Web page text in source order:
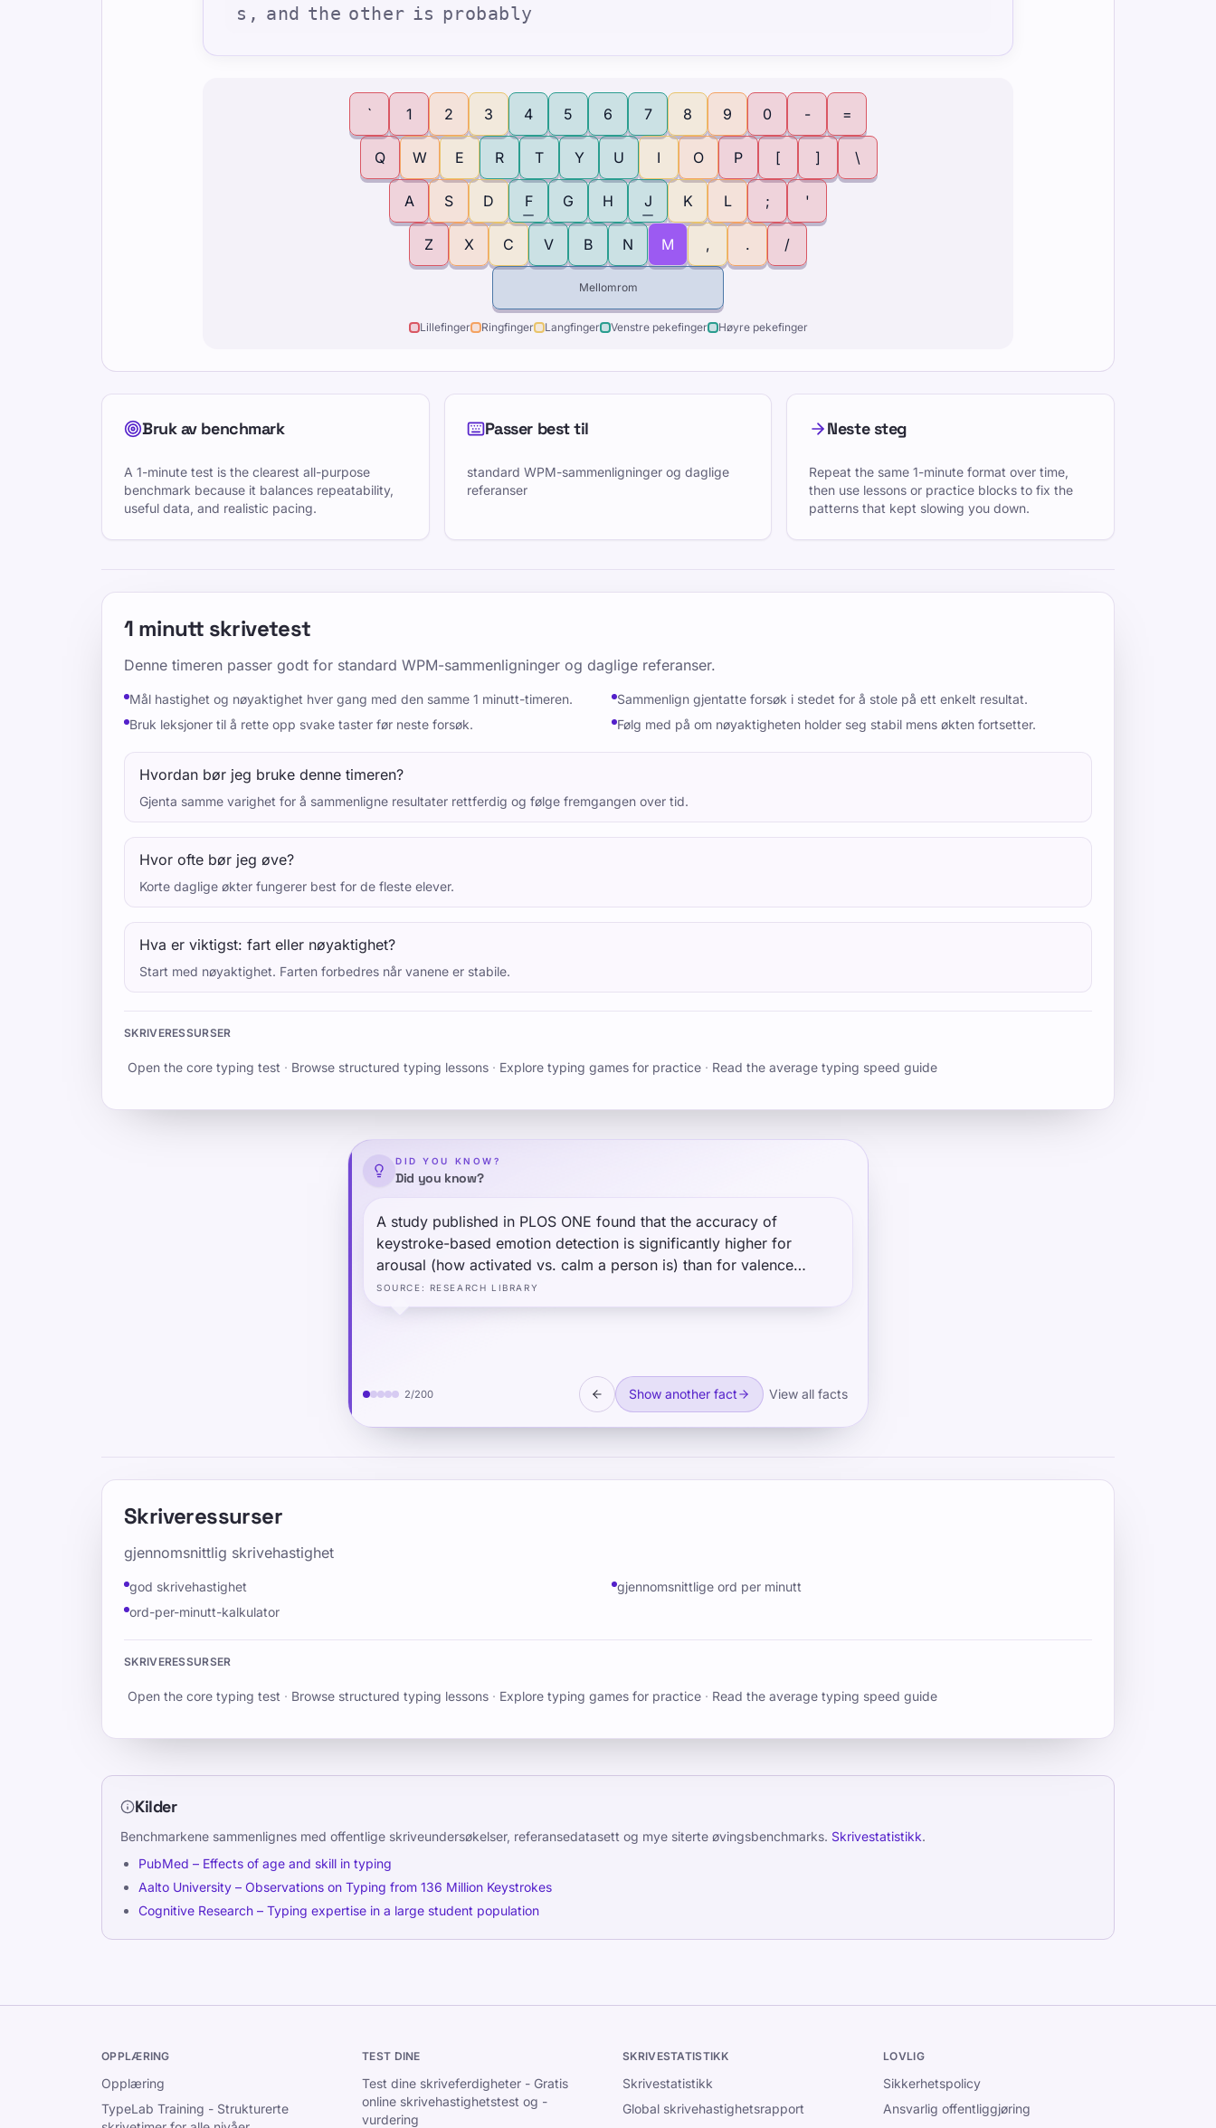
s , and the other is probably
` 1 2 3 4 5 6 7 8 9 0 - =
Q W E R T Y U I O P [ ] \
A S D F G H J K L ; '
Z X C V B N M , . /
Mellomrom
Lillefinger Ringfinger Langfinger Venstre pekefinger Høyre pekefinger
Bruk av benchmark
A 1-minute test is the clearest all-purpose
benchmark because it balances repeatability,
useful data, and realistic pacing.
Passer best til
standard WPM-sammenligninger og daglige
referanser
Neste steg
Repeat the same 1-minute format over time,
then use lessons or practice blocks to fix the
patterns that kept slowing you down.
1 minutt skrivetest
Denne timeren passer godt for standard WPM-sammenligninger og daglige referanser.
Mål hastighet og nøyaktighet hver gang med den samme 1 minutt-timeren.
Sammenlign gjentatte forsøk i stedet for å stole på ett enkelt resultat.
Bruk leksjoner til å rette opp svake taster før neste forsøk.
Følg med på om nøyaktigheten holder seg stabil mens økten fortsetter.
Hvordan bør jeg bruke denne timeren?
Gjenta samme varighet for å sammenligne resultater rettferdig og følge fremgangen over tid.
Hvor ofte bør jeg øve?
Korte daglige økter fungerer best for de fleste elever.
Hva er viktigst: fart eller nøyaktighet?
Start med nøyaktighet. Farten forbedres når vanene er stabile.
SKRIVERESSURSER
Open the core typing test · Browse structured typing lessons · Explore typing games for practice · Read the average typing speed guide
DID YOU KNOW?
Did you know?
A study published in PLOS ONE found that the accuracy of
keystroke-based emotion detection is significantly higher for
arousal (how activated vs. calm a person is) than for valence
(positive vs. negative mood) — suggesting that typing rhythm is
more sensitive to alertness levels than to emotional content, which
SOURCE : RESEARCH LIBRARY
2/200 Show another fact View all facts
Skriveressurser
gjennomsnittlig skrivehastighet
god skrivehastighet
gjennomsnittlige ord per minutt
ord-per-minutt-kalkulator
SKRIVERESSURSER
Open the core typing test · Browse structured typing lessons · Explore typing games for practice · Read the average typing speed guide
Kilder
Benchmarkene sammenlignes med offentlige skriveundersøkelser, referansedatasett og mye siterte øvingsbenchmarks. Skrivestatistikk.
PubMed – Effects of age and skill in typing
Aalto University – Observations on Typing from 136 Million Keystrokes
Cognitive Research – Typing expertise in a large student population
OPPLÆRING
Opplæring
TypeLab Training - Strukturerte
TEST DINE
Test dine skriveferdigheter - Gratis
online skrivehastighetstest og -
vurdering
SKRIVESTATISTIKK
Skrivestatistikk
Global skrivehastighetsrapport
LOVLIG
Sikkerhetspolicy
Ansvarlig offentliggjøring